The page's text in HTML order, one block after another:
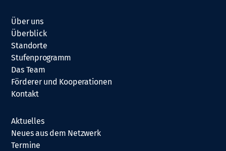
Über uns
Überblick
Standorte
Stufenprogramm
Das Team
Förderer und Kooperationen
Kontakt
Aktuelles
Neues aus dem Netzwerk
Termine